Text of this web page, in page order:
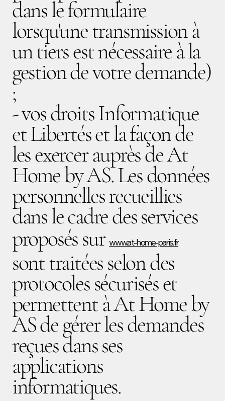
dans le formulaire
lorsqu'une transmission à
un tiers est nécessaire à la
gestion de votre demande)
;
- vos droits Informatique
et Libertés et la façon de
les exercer auprès de At
Home by AS. Les données
personnelles recueillies
dans le cadre des services
proposés surwww.at-home-paris.fr
sont traitées selon des
protocoles sécurisés et
permettent à At Home by
AS de gérer les demandes
reçues dans ses
applications
informatiques.